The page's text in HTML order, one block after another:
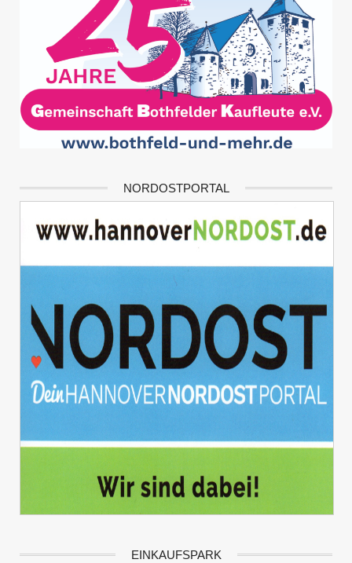
NORDOSTPORTAL
EINKAUFSPARK